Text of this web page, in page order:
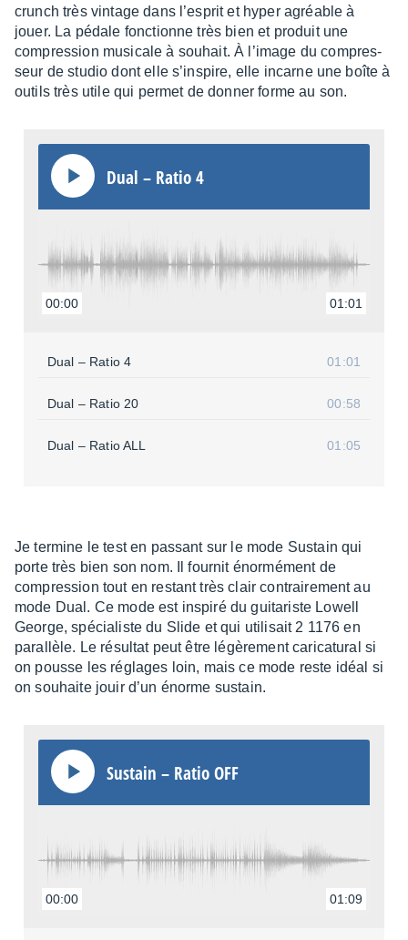
crunch très vintage dans l’es­prit et hyper agréable à
jouer. La pédale fonc­tionne très bien et produit une
compres­sion musi­cale à souhait. À l’image du compres­
seur de studio dont elle s’ins­pire, elle incarne une boîte à
outils très utile qui permet de donner forme au son.
Dual – Ratio 4
00:00 01:01
Dual – Ratio 4 01:01
Dual – Ratio 20 00:58
Dual – Ratio ALL 01:05
Je termine le test en passant sur le mode Sustain qui
porte très bien son nom. Il four­nit énor­mé­ment de
compres­sion tout en restant très clair contrai­re­ment au
mode Dual. Ce mode est inspiré du guita­riste Lowell
George, spécia­liste du Slide et qui utili­sait 2 1176 en
paral­lèle. Le résul­tat peut être légè­re­ment cari­ca­tu­ral si
on pousse les réglages loin, mais ce mode reste idéal si
on souhaite jouir d’un énorme sustain.
Sustain – Ratio OFF
00:00 01:09